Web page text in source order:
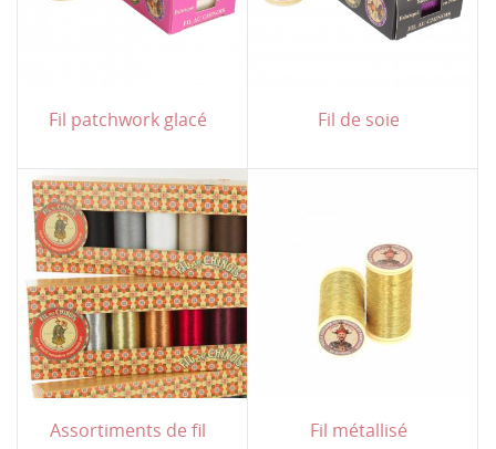
Fil patchwork glacé Fil de soie
Assortiments de fil Fil métallisé